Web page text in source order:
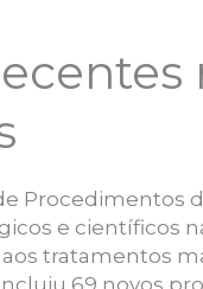
Procedimentos
e científicos
tratamentos